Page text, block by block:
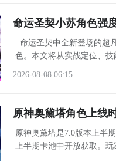
命运圣契小苏角色强
命运圣契中全新登场的超
色。本文将从实战定位、
2026-08-08 06:15
原神奥黛塔角色上线
原神奥黛塔是7.0版本上半
上半期卡池中开放获取。